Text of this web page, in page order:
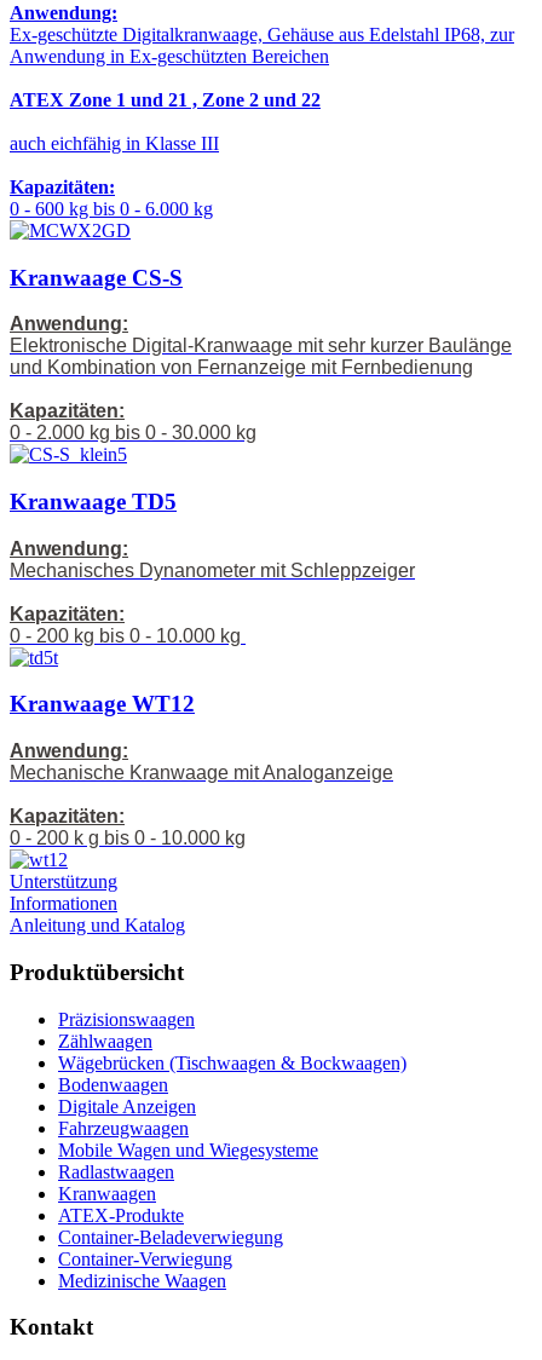
Anwendung:
Ex-geschützte Digitalkranwaage, Gehäuse aus Edelstahl IP68, zur
Anwendung in Ex-geschützten Bereichen
ATEX Zone 1 und 21 , Zone 2 und 22
auch eichfähig in Klasse III
Kapazitäten:
0 - 600 kg bis 0 - 6.000 kg
Kranwaage CS-S
Anwendung:
Elektronische Digital-Kranwaage mit sehr kurzer Baulänge
und Kombination von Fernanzeige mit Fernbedienung
Kapazitäten:
0 - 2.000 kg bis 0 - 30.000 kg
Kranwaage TD5
Anwendung:
Mechanisches Dynanometer mit Schleppzeiger
Kapazitäten:
0 - 200 kg bis 0 - 10.000 kg
Kranwaage WT12
Anwendung:
Mechanische Kranwaage mit Analoganzeige
Kapazitäten:
0 - 200 k g bis 0 - 10.000 kg
Unterstützung
Informationen
Anleitung und Katalog
Produktübersicht
Präzisionswaagen
Zählwaagen
Wägebrücken (Tischwaagen & Bockwaagen)
Bodenwaagen
Digitale Anzeigen
Fahrzeugwaagen
Mobile Wagen und Wiegesysteme
Radlastwaagen
Kranwaagen
ATEX-Produkte
Container-Beladeverwiegung
Container-Verwiegung
Medizinische Waagen
Kontakt